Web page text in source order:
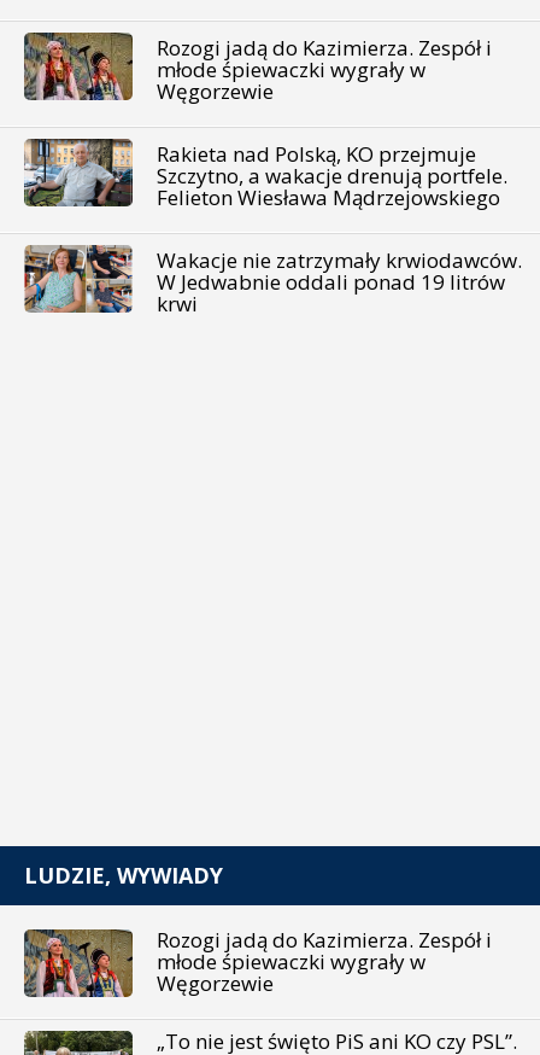
Rozogi jadą do Kazimierza. Zespół i
młode śpiewaczki wygrały w
Węgorzewie
Rakieta nad Polską, KO przejmuje
Szczytno, a wakacje drenują portfele.
Felieton Wiesława Mądrzejowskiego
Wakacje nie zatrzymały krwiodawców.
W Jedwabnie oddali ponad 19 litrów
krwi
LUDZIE, WYWIADY
Rozogi jadą do Kazimierza. Zespół i
młode śpiewaczki wygrały w
Węgorzewie
„To nie jest święto PiS ani KO czy PSL”.